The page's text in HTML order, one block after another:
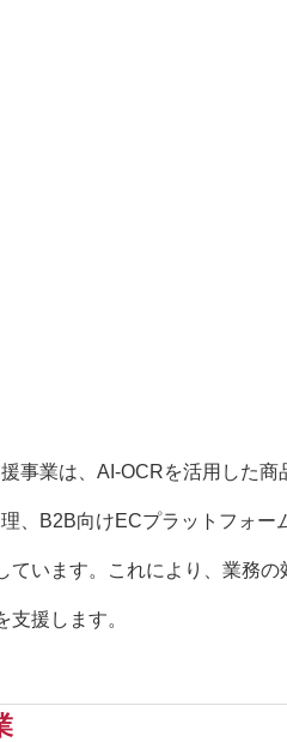
事業は、AI-OCRを活用した
、B2B向けECプラットフォー
ています。これにより、業務
支援します。